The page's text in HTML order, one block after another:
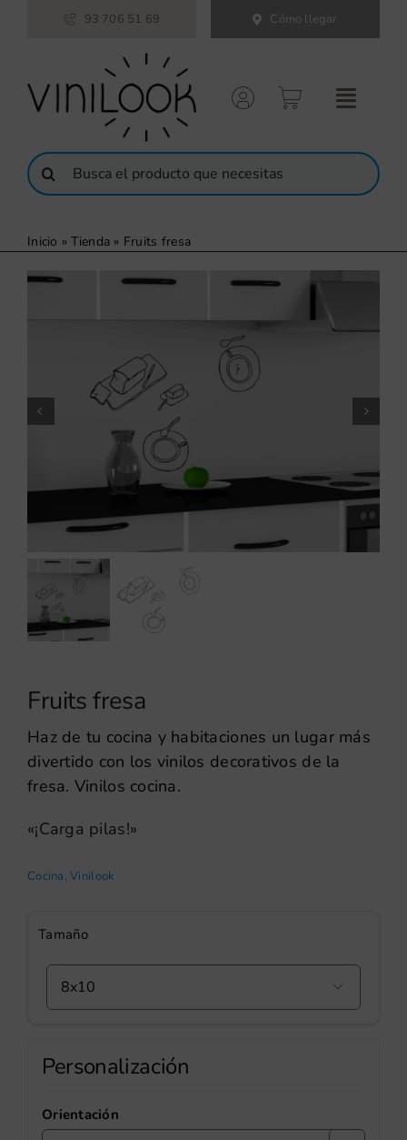
93 706 51 69 Cómo llegar
Buscar:
Inicio »Tienda » Fruits fresa
Fruits fresa
Haz de tu cocina y habitaciones un lugar más
divertido con los vinilos decorativos de la
fresa. Vinilos cocina.
«¡Carga pilas!»
Cocina,Vinilook
Tamaño

Personalización
Orientación